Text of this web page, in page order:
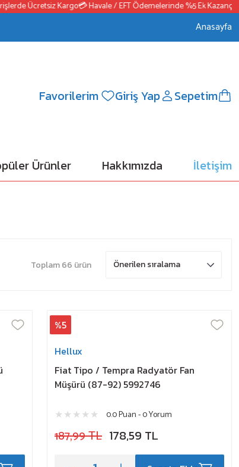
Ücretsiz Kargo💳 Havale / EFT Ödemelerinde %5 Ek Kazanç
Anasayfa
Favorilerim Giriş Yap Sepetim
Ürünler Hakkımızda İletişim
Toplam 66 ürün
%5
Hellux
Fiat Tipo / Tempra Radyatör Fan
Müşürü (87-92) 5992746
0.0 Puan - 0 Yorum
187,99 TL 178,59 TL